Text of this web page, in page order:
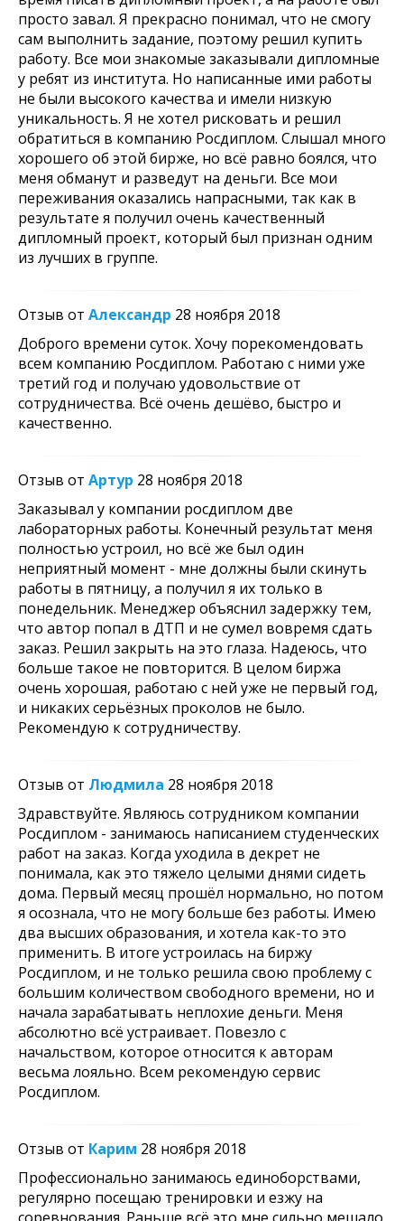
просто завал. Я прекрасно понимал, что не смогу
сам выполнить задание, поэтому решил купить
работу. Все мои знакомые заказывали дипломные
у ребят из института. Но написанные ими работы
не были высокого качества и имели низкую
уникальность. Я не хотел рисковать и решил
обратиться в компанию Росдиплом. Слышал много
хорошего об этой бирже, но всё равно боялся, что
меня обманут и разведут на деньги. Все мои
переживания оказались напрасными, так как в
результате я получил очень качественный
дипломный проект, который был признан одним
из лучших в группе.
Отзыв от Александр 28 ноября 2018
Доброго времени суток. Хочу порекомендовать
всем компанию Росдиплом. Работаю с ними уже
третий год и получаю удовольствие от
сотрудничества. Всё очень дешёво, быстро и
качественно.
Отзыв от Артур 28 ноября 2018
Заказывал у компании росдиплом две
лабораторных работы. Конечный результат меня
полностью устроил, но всё же был один
неприятный момент - мне должны были скинуть
работы в пятницу, а получил я их только в
понедельник. Менеджер объяснил задержку тем,
что автор попал в ДТП и не сумел вовремя сдать
заказ. Решил закрыть на это глаза. Надеюсь, что
больше такое не повторится. В целом биржа
очень хорошая, работаю с ней уже не первый год,
и никаких серьёзных проколов не было.
Рекомендую к сотрудничеству.
Отзыв от Людмила 28 ноября 2018
Здравствуйте. Являюсь сотрудником компании
Росдиплом - занимаюсь написанием студенческих
работ на заказ. Когда уходила в декрет не
понимала, как это тяжело целыми днями сидеть
дома. Первый месяц прошёл нормально, но потом
я осознала, что не могу больше без работы. Имею
два высших образования, и хотела как-то это
применить. В итоге устроилась на биржу
Росдиплом, и не только решила свою проблему с
большим количеством свободного времени, но и
начала зарабатывать неплохие деньги. Меня
абсолютно всё устраивает. Повезло с
начальством, которое относится к авторам
весьма лояльно. Всем рекомендую сервис
Росдиплом.
Отзыв от Карим 28 ноября 2018
Профессионально занимаюсь единоборствами,
регулярно посещаю тренировки и езжу на